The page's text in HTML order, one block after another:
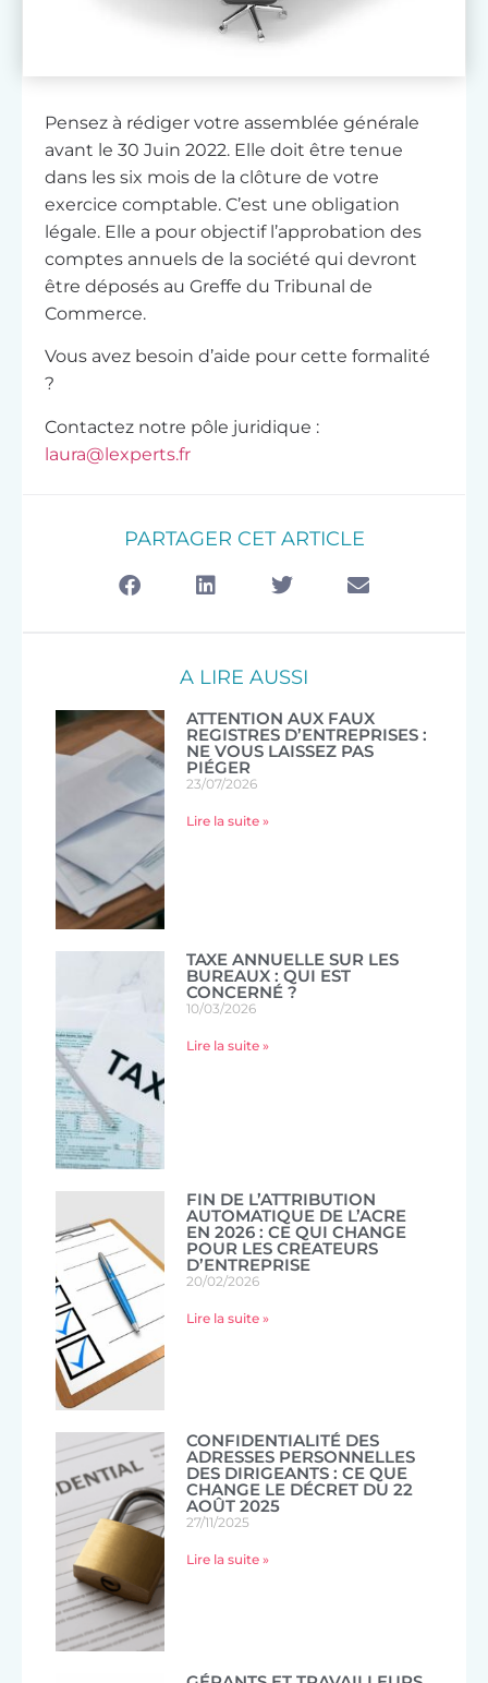
Pensez à rédiger votre assemblée générale
avant le 30 Juin 2022. Elle doit être tenue
dans les six mois de la clôture de votre
exercice comptable. C’est une obligation
légale. Elle a pour objectif l’approbation des
comptes annuels de la société qui devront
être déposés au Greffe du Tribunal de
Commerce.
Vous avez besoin d’aide pour cette formalité
?
Contactez notre pôle juridique :
laura@lexperts.fr
PARTAGER CET ARTICLE
A LIRE AUSSI
ATTENTION AUX FAUX
REGISTRES D’ENTREPRISES :
NE VOUS LAISSEZ PAS
PIÉGER
23/07/2026
Lire la suite »
TAXE ANNUELLE SUR LES
BUREAUX : QUI EST
CONCERNÉ ?
10/03/2026
Lire la suite »
FIN DE L’ATTRIBUTION
AUTOMATIQUE DE L’ACRE
EN 2026 : CE QUI CHANGE
POUR LES CREATEURS
D’ENTREPRISE
20/02/2026
Lire la suite »
CONFIDENTIALITÉ DES
ADRESSES PERSONNELLES
DES DIRIGEANTS : CE QUE
CHANGE LE DÉCRET DU 22
AOÛT 2025
27/11/2025
Lire la suite »